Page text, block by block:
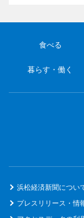
食べる
暮らす・働く
浜松経済新聞につい
プレスリリース・情